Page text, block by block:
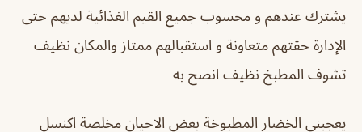
يشترك عندهم و محسوب جميع القيم الغذائية لديهم حتى
الإدارة حقتهم متعاونة و استقبالهم ممتاز والمكان نظيف
تشوف المطبخ نظيف انصح به
يعجبني الخضار المطبوخة بعض الاحيان مخلصة اكنسل